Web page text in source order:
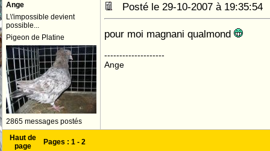
Ange
L\'impossible devient
possible...
Pigeon de Platine
2865 messages postés
Posté le 29-10-2007 à
pour moi magnani qualmond
--------------------
Ange
Haut de
page
Pages : 1 - 2